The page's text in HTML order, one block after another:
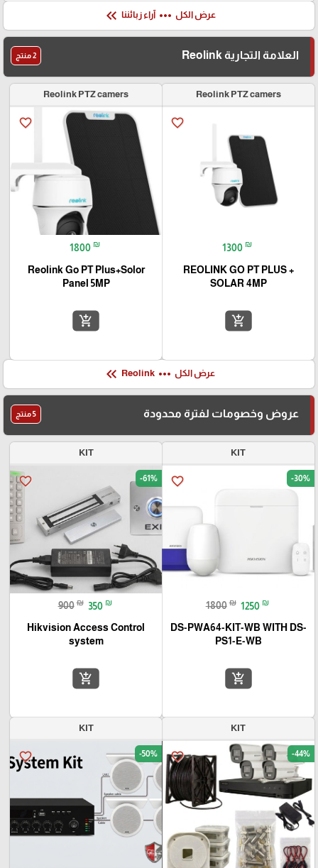
عرض الكل more_horiz آراء زبائننا keyboard_double_arrow_left
العلامة التجارية Reolink 2 منتج
Reolink PTZ camers
favorite_border
1300 ₪
REOLINK GO PT PLUS +
SOLAR 4MP
add_shopping_cart
Reolink PTZ camers
favorite_border
1800 ₪
Reolink Go PT Plus+Solor
Panel 5MP
add_shopping_cart
عرض الكل more_horiz
keyboard_double_arrow_left
عروض وخصومات لفترة محدودة 5 منتج
KIT
favorite_border -30%
1800 ₪ 1250 ₪
DS-PWA64-KIT-WB WITH DS-
PS1-E-WB
add_shopping_cart
KIT
favorite_border -61%
900 ₪ 350 ₪
Hikvision Access Control
system
add_shopping_cart
KIT
favorite_border -44%
KIT
favorite_border -50%